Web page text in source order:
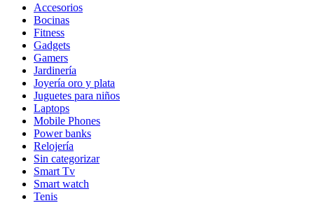
Accesorios
Bocinas
Fitness
Gadgets
Gamers
Jardinería
Joyería oro y plata
Juguetes para niños
Laptops
Mobile Phones
Power banks
Relojería
Sin categorizar
Smart Tv
Smart watch
Tenis